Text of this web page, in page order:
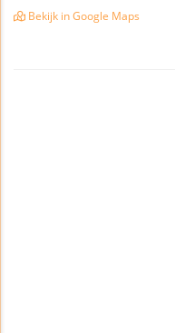
Bekijk in Google Maps